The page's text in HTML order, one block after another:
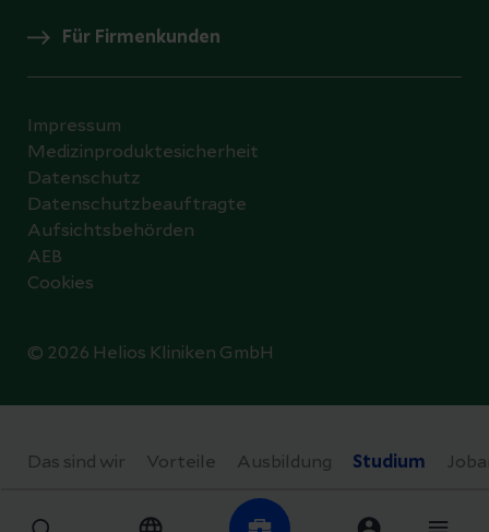
Das sind wir Vorteile Ausbildung Studium
Für Firmenkunden
© 2026 Helios Kliniken GmbH
Impressum
Medizinproduktesicherheit
Datenschutz
Datenschutzbeauftragte
Aufsichtsbehörden
AEB
Cookies